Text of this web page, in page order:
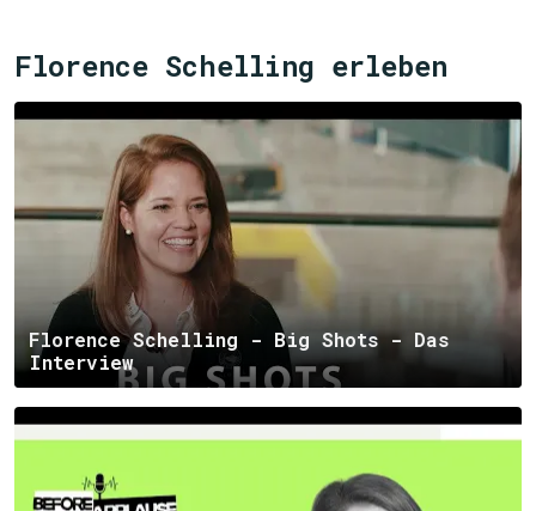
Florence Schelling erleben
Florence Schelling - Big Shots - Das
Interview